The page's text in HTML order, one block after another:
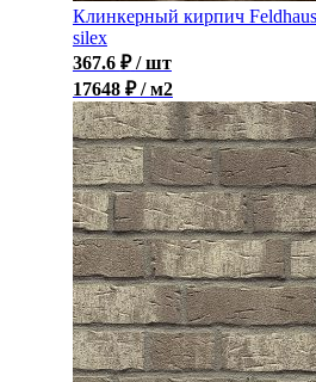
Клинкерный кирпич
silex
367.6 ₽ / шт
17648 ₽ / м2